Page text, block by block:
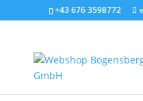
+43 676 3598772